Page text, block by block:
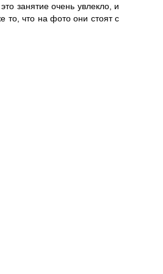
занятие очень увлекло, и
то, что на фото они стоят с